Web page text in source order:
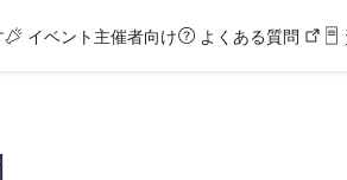
イベント主催者向け よくある質問